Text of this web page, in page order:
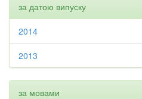
за датою випуску
2014
2013
за мовами